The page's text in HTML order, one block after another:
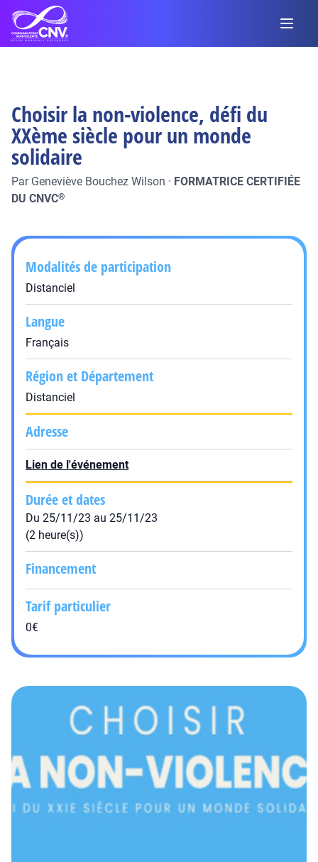
Choisir la non-violence, défi du
XXème siècle pour un monde
solidaire
Par Geneviève Bouchez Wilson · FORMATRICE CERTIFIÉE
DU CNVC®
Modalités de participation
Distanciel
Langue
Français
Région et Département
Distanciel
Adresse
Lien de l'événement
Durée et dates
Du 25/11/23 au 25/11/23
(2 heure(s))
Financement
Tarif particulier
0€